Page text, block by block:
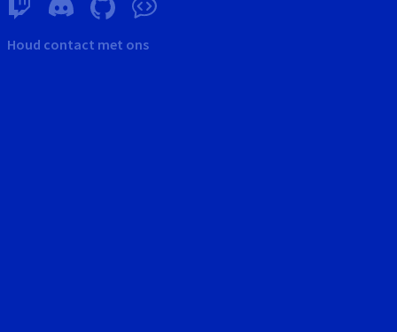
Houd contact met ons